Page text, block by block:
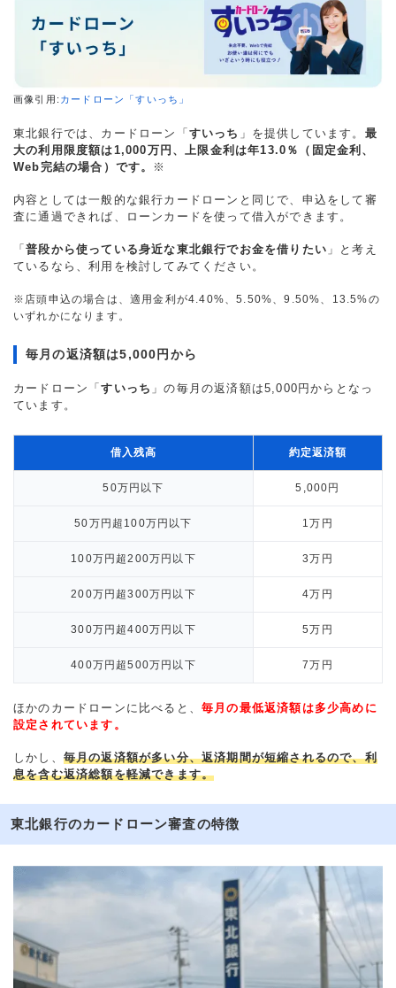
画像引用: カードローン「すいっち」
東北銀行では、カードローン「すいっち 」を提供しています。 最
大の利用限度額は1,000万円、上限金利は年13.0％（固定金利、
Web完結の場合）です。
※
内容としては一般的な銀行カードローンと同じで、申込をして審
査に通過できれば、ローンカードを使って借入ができます。
「普段から使っている身近な東北銀行でお金を借りたい 」と考え
ているなら、利用を検討してみてください。
※店頭申込の場合は、適用金利が4.40%、5.50%、9.50%、13.5%の
いずれかになります。
毎月の返済額は5,000円から
カードローン「すいっち 」の毎月の返済額は5,000円からとなっ
ています。
借入残高 約定返済額
50万円以下 5,000円
50万円超100万円以下 1万円
100万円超200万円以下 3万円
200万円超300万円以下 4万円
300万円超400万円以下 5万円
400万円超500万円以下 7万円
ほかのカードローンに比べると、 毎月の最低返済額は多少高めに
設定されています。
しかし、 毎月の返済額が多い分、返済期間が短縮されるので、利
息を含む返済総額を軽減できます。
東北銀行のカードローン審査の特徴